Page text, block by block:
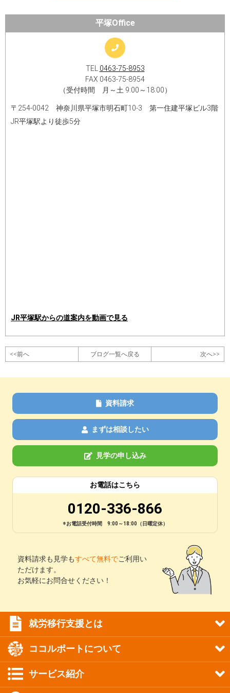
平塚Office
TEL 0463-75-8953
FAX 0463-75-8954​
（受付時間 月～土 9:00～18:00）
〒254-0042 神奈川県平塚市明石町10-3 第一住建平塚ビル3階
JR平塚駅より徒歩5分
JR平塚駅からの道案内を動画で見る
<<前へ ブログ一覧へ戻る 次へ>>
資料請求
まずは相談したい
見学の申し込み
お電話はこちら
0120-336-866
※お電話受付時間 9:00～18:00（日曜定休）
資料請求も見学もすべて無料でご利用い
ただけます。
お気軽にお問合せください！
就労移行支援とは
ココルポートについて
サービス紹介